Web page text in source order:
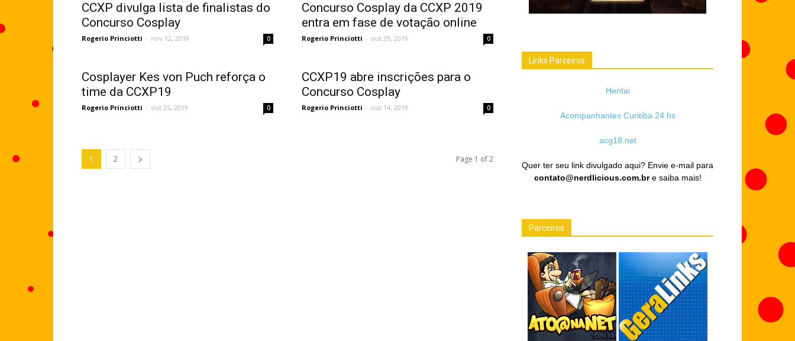
CCXP divulga lista de finalistas do
Concurso Cosplay
Rogerio Princiotti - nov 12, 2019 0
Concurso Cosplay da CCXP 2019
entra em fase de votação online
Rogerio Princiotti - out 29, 2019 0
Cosplayer Kes von Puch reforça o
time da CCXP19
Rogerio Princiotti - out 25, 2019 0
CCXP19 abre inscrições para o
Concurso Cosplay
Rogerio Princiotti - out 14, 2019 0
1 2 Page 1 of 2
Links Parceiros
Hentai
Acompanhantes Curitiba 24 hs
acg18.net
Quer ter seu link divulgado aqui? Envie e-mail para
contato@nerdlicious.com.bre saiba mais!
Parceiros